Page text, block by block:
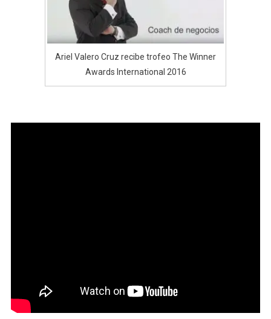
Ariel Valero Cruz recibe trofeo The Winner
Awards International 2016